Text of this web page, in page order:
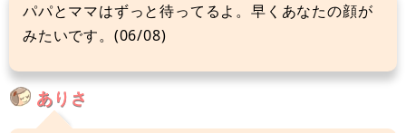
パパとママはずっと待ってるよ。早くあなたの顔が
みたいです。(06/08)
ありさ